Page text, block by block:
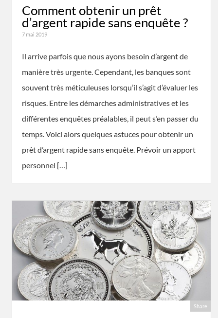
Comment obtenir un prêt
d’argent rapide sans enquête ?
7 mai 2019
Il arrive parfois que nous ayons besoin d’argent de
manière très urgente. Cependant, les banques sont
souvent très méticuleuses lorsqu’il s’agit d’évaluer les
risques. Entre les démarches administratives et les
différentes enquêtes préalables, il peut s’en passer du
temps. Voici alors quelques astuces pour obtenir un
prêt d’argent rapide sans enquête. Prévoir un apport
personnel […]
Share